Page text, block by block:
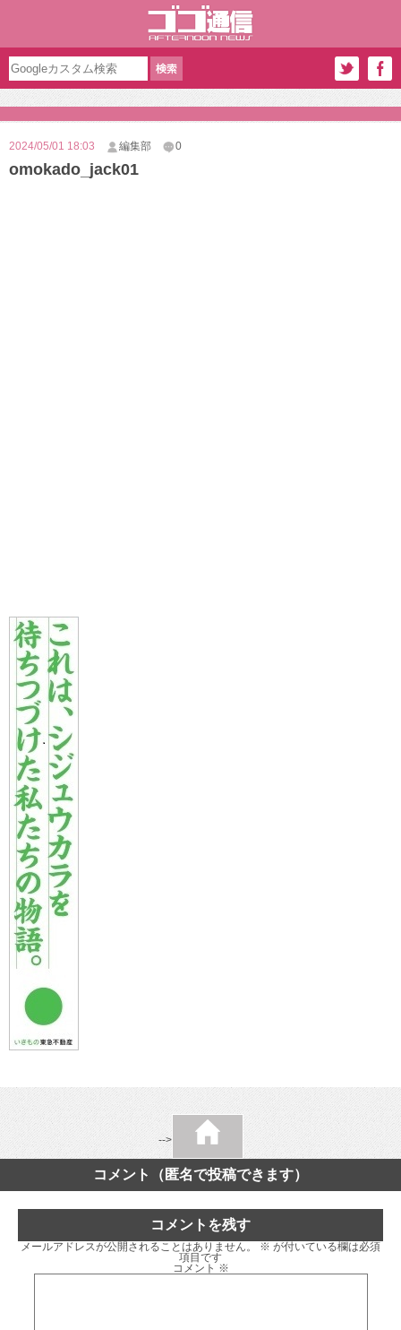
2024/05/01 18:03 編集部 0
omokado_jack01
-->
コメント（匿名で投稿できます）
コメントを残す
メールアドレスが公開されることはありません。 ※ が付いている欄は必須
項目です
コメント ※